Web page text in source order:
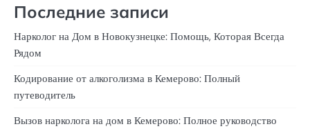
Последние записи
Нарколог на Дом в Новокузнецке: Помощь, Которая Всегда
Рядом
Кодирование от алкоголизма в Кемерово: Полный
путеводитель
Вызов нарколога на дом в Кемерово: Полное руководство